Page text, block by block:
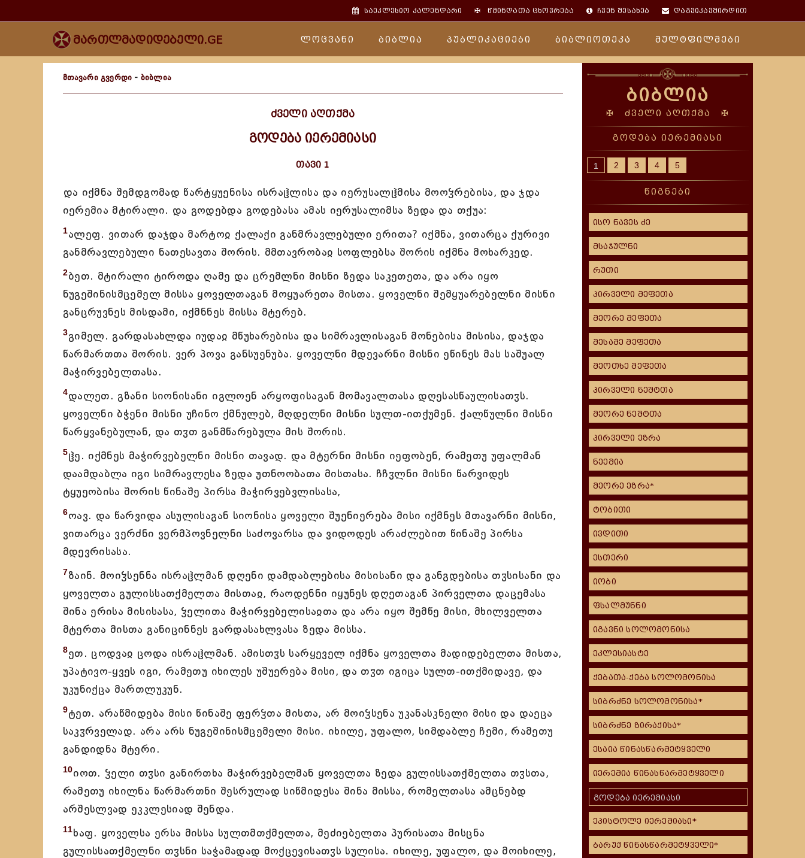
საეკლესიო კალენდარი ✠წმინდათა ცხოვრება ჩვენ შესახებ დაგვიკავშირდით
მართლმადიდებელი.GE ლოცვანი ბიბლია პუბლიკაციები ბიბლიოთეკა მულტფილმები
მთავარი გვერდი - ბიბლია
ძველი აღთქმა
გოდება იერემიასი
თავი 1
და იქმნა შემდგომად წარტყუენისა ისრაჱლისა და იერუსალჱმისა მოოჴრებისა, და ჯდა
იერემია მტირალი. და გოდებდა გოდებასა ამას იერუსალიმსა ზედა და თქუა:
1ალეფ. ვითარ დაჯდა მარტოჲ ქალაქი განმრავლებული ერითა? იქმნა, ვითარცა ქურივი
განმრავლებული ნათესავთა შორის. მმთავრობაჲ სოფლებსა შორის იქმნა მოხარკედ.
2ბეთ. მტირალი ტიროდა ღამე და ცრემლნი მისნი ზედა საკეთეთა, და არა იყო
ნუგეშინისმცემელ მისსა ყოველთაგან მოყუარეთა მისთა. ყოველნი შემყუარებელნი მისნი
განცრუვნეს მისდამი, იქმნნეს მისსა მტერებ.
3გიმელ. გარდასახლდა იუდაჲ მწუხარებისა და სიმრავლისაგან მონებისა მისისა, დაჯდა
წარმართთა შორის. ვერ პოვა განსუენუბა. ყოველნი მდევარნი მისნი ეწინეს მას საშუალ
მაჭირვებელთასა.
4დალეთ. გზანი სიონისანი იგლოენ არყოფისაგან მომავალთასა დღესასწაულისათჳს.
ყოველნი ბჭენი მისნი უჩინო ქმნულებ, მღდელნი მისნი სულთ-ითქუმენ. ქალწულნი მისნი
წარყვანებულან, და თჳთ განმწარებულა მის შორის.
5ჱე. იქმნეს მაჭირვებელნი მისნი თავად. და მტერნი მისნი იეფობენ, რამეთუ უფალმან
დაამდაბლა იგი სიმრავლესა ზედა უთნოობათა მისთასა. ჩჩჳლნი მისნი წარვიდეს
ტყუეობისა შორის წინაშე პირსა მაჭირვებვლისასა,
6ოავ. და წარვიდა ასულისაგან სიონისა ყოველი შუენიერება მისი იქმნეს მთავარნი მისნი,
ვითარცა ვერძნი ვერმპოვნელნი საძოვარსა და ვიდოდეს არაძლებით წინაშე პირსა
მდევრისასა.
7ზაინ. მოიჴსენნა ისრაჱლმან დღენი დამდაბლებისა მისისანი და განგდებისა თჳსისანი და
ყოველთა გულისსათქმელთა მისთაჲ, რაოდენნი იყუნეს დღეთაგან პირველთა დაცემასა
შინა ერისა მისისასა, ჴელითა მაჭირვებელისაჲთა და არა იყო შემწე მისი, მხილველთა
მტერთა მისთა განიცინნეს გარდასახლვასა ზედა მისსა.
8ეთ. ცოდვაჲ ცოდა ისრაჱლმან. ამისთჳს სარყეველ იქმნა ყოველთა მადიდებელთა მისთა,
უპატივო-ყვეს იგი, რამეთუ იხილეს უშუერება მისი, და თჳთ იგიცა სულთ-ითქმიდავე, და
უკუნიქცა მართლუკუნ.
9ტეთ. არაწმიდება მისი წინაშე ფერჴთა მისთა, არ მოიჴსენა უკანასკნელი მისი და დაეცა
საკჳრველად. არა არს ნუგეშინისმცემელი მისი. იხილე, უფალო, სიმდაბლე ჩემი, რამეთუ
განდიდნა მტერი.
10იოთ. ჴელი თჳსი განირთხა მაჭირვებელმან ყოველთა ზედა გულისსათქმელთა თჳსთა,
რამეთუ იხილნა წარმართნი შესრულად სიწმიდესა შინა მისსა, რომელთასა ამცნებდ
არშესლვად ეკკლესიად შენდა.
11ხაფ. ყოველსა ერსა მისსა სულთმთქმელთა, მეძიებელთა პურისათა მისცნა
გულისსათქმელნი თჳსნი საჭამადად მოქცევისათჳს სულისა. იხილე, უფალო, და მოიხილე,
ბიბლია
✠ ძველი აღთქმა ✠
გოდება იერემიასი
1 2 3 4 5
წიგნები
ისო ნავეს ძე
მსაჯულნი
რუთი
პირველი მეფეთა
მეორე მეფეთა
მესამე მეფეთა
მეოთხე მეფეთა
პირველი ნეშტთა
მეორე ნეშტთა
პირველი ეზრა
ნეემია
მეორე ეზრა*
ტობითი
ივდითი
ესთერი
იობი
ფსალმუნნი
იგავნი სოლომონისა
ეკლესიასტე
ქებათა-ქება სოლომონისა
სიბრძნე სოლომონისა*
სიბრძნე ზირაქისა*
ესაია წინასწარმეტყველი
იერემია წინასწარმეტყველი
გოდება იერემიასი
ეპისტოლე იერემიასი*
ბარუქ წინასწარმეტყველი*